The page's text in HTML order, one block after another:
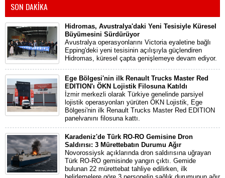
SON DAKİKA
Hidromas, Avustralya'daki Yeni Tesisiyle Küresel
Büyümesini Sürdürüyor
Avustralya operasyonlarını Victoria eyaletine bağlı
Epping'deki yeni tesisinin açılışıyla güçlendiren
Hidromas, küresel çapta genişlemeye devam ediyor.
Ege Bölgesi'nin ilk Renault Trucks Master Red
EDITION'ı ÖKN Lojistik Filosuna Katıldı
İzmir merkezli olarak Türkiye genelinde parsiyel
lojistik operasyonları yürüten ÖKN Lojistik, Ege
Bölgesi'nin ilk Renault Trucks Master Red EDITION
panelvanını filosuna kattı.
Karadeniz'de Türk RO-RO Gemisine Dron
Saldırısı: 3 Mürettebatın Durumu Ağır
Novorossiysk açıklarında dron saldırısına uğrayan
Türk RO-RO gemisinde yangın çıktı. Gemide
bulunan 22 mürettebat tahliye edilirken, ilk